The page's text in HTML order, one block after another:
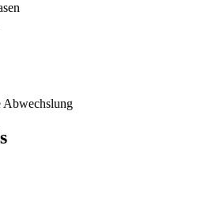
Abwechslung